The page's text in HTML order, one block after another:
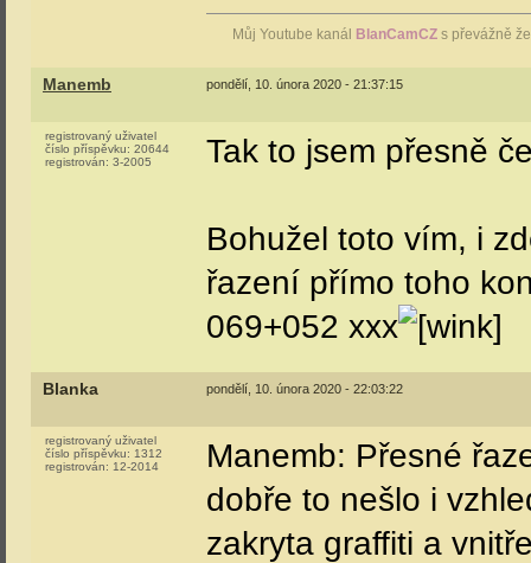
Můj Youtube kanál BlanCamCZ s převážně
Manemb pondělí, 10. února 2020 - 21:37:15
registrovaný uživatel
číslo příspěvku: 20644
registrován: 3-2005 Tak to jsem přesně
Bohužel toto vím, i
řazení přímo toho
069+052 xxx
Blanka pondělí, 10. února 2020 - 22:03:22
registrovaný uživatel
číslo příspěvku: 1312
registrován: 12-2014
Manemb: Přesné
dobře to nešlo i
zakryta graffiti a